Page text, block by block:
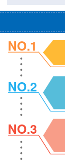
NO.1
NO.2
NO.3